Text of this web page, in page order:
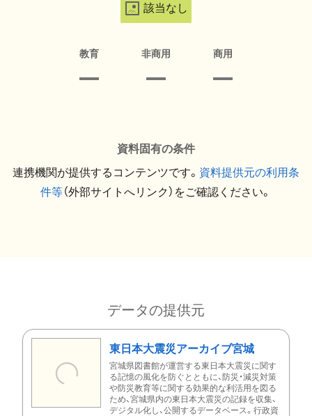
該当なし
教育 非商用 商用
資料固有の条件
連携機関が提供するコンテンツです。 資料提供元の利用条
件等（外部サイトへリンク）をご確認ください。
データの提供元
東日本大震災アーカイブ宮城
宮城県図書館が運営する東日本大震災に関す
る記憶の風化を防ぐとともに、防災・減災対策
や防災教育等に関する効果的な利活用を図る
ため、宮城県内の東日本大震災の記録を収集、
デジタル化し、公開するデータベース。行政資